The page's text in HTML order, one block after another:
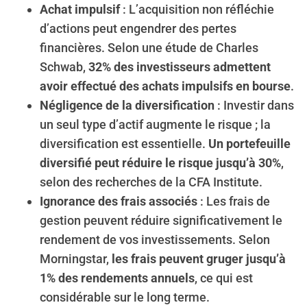
Achat impulsif: L’acquisition non réfléchie
d’actions peut engendrer des pertes
financières. Selon une étude de Charles
Schwab, 32% des investisseurs admettent
avoir effectué des achats impulsifs en bourse.
Négligence de la diversification: Investir dans
un seul type d’actif augmente le risque ; la
diversification est essentielle. Un portefeuille
diversifié peut réduire le risque jusqu’à 30%,
selon des recherches de la CFA Institute.
Ignorance des frais associés: Les frais de
gestion peuvent réduire significativement le
rendement de vos investissements. Selon
Morningstar, les frais peuvent gruger jusqu’à
1% des rendements annuels, ce qui est
considérable sur le long terme.